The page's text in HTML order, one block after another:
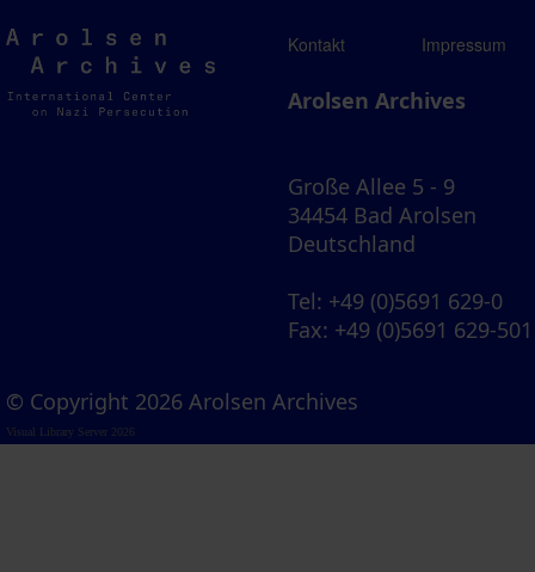
Arolsen
Archives
Kontakt Impressum
Arolsen Archives
Große Allee 5 - 9
34454 Bad Arolsen
Deutschland
Tel: +49 (0)5691 629-0
Fax: +49 (0)5691 629-501
© Copyright 2026 Arolsen Archives
Visual Library Server 2026